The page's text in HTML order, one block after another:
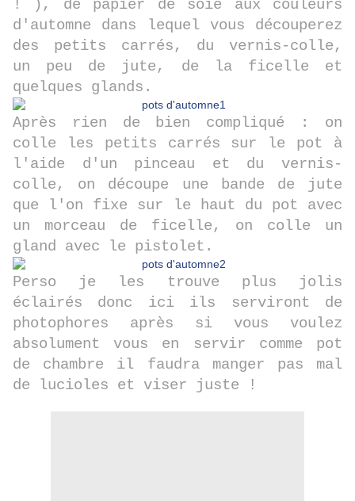
! ), de papier de soie aux couleurs
d'automne dans lequel vous découperez
des petits carrés, du vernis-colle,
un peu de jute, de la ficelle et
quelques glands.
Après rien de bien compliqué : on
colle les petits carrés sur le pot à
l'aide d'un pinceau et du vernis-
colle, on découpe une bande de jute
que l'on fixe sur le haut du pot avec
un morceau de ficelle, on colle un
gland avec le pistolet.
Perso je les trouve plus jolis
éclairés donc ici ils serviront de
photophores après si vous voulez
absolument vous en servir comme pot
de chambre il faudra manger pas mal
de lucioles et viser juste !